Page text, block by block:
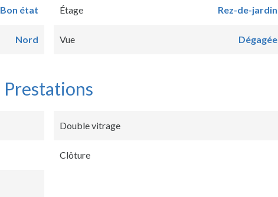
Bon état Étage Rez-de-jardin
Nord Vue Dégagée
Prestations
Double vitrage
Clôture